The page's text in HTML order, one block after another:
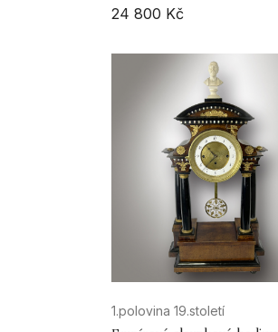
24 800 Kč
1.polovina 19.století